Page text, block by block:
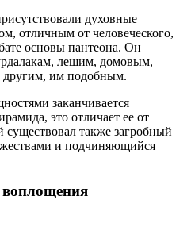
духовные
отличным от человеческого,
основы пантеона. Он
лешим, домовым,
им подобным.
заканчивается
это отличает ее от
существовал также загробный
и подчиняющийся
воплощения